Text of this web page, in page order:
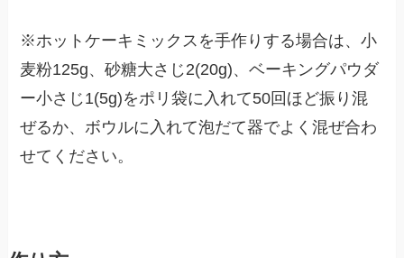
※ホットケーキミックスを手作りする場合は、小
麦粉125g、砂糖大さじ2(20g)、ベーキングパウダ
ー小さじ1(5g)をポリ袋に入れて50回ほど振り混
ぜるか、ボウルに入れて泡だて器でよく混ぜ合わ
せてください。